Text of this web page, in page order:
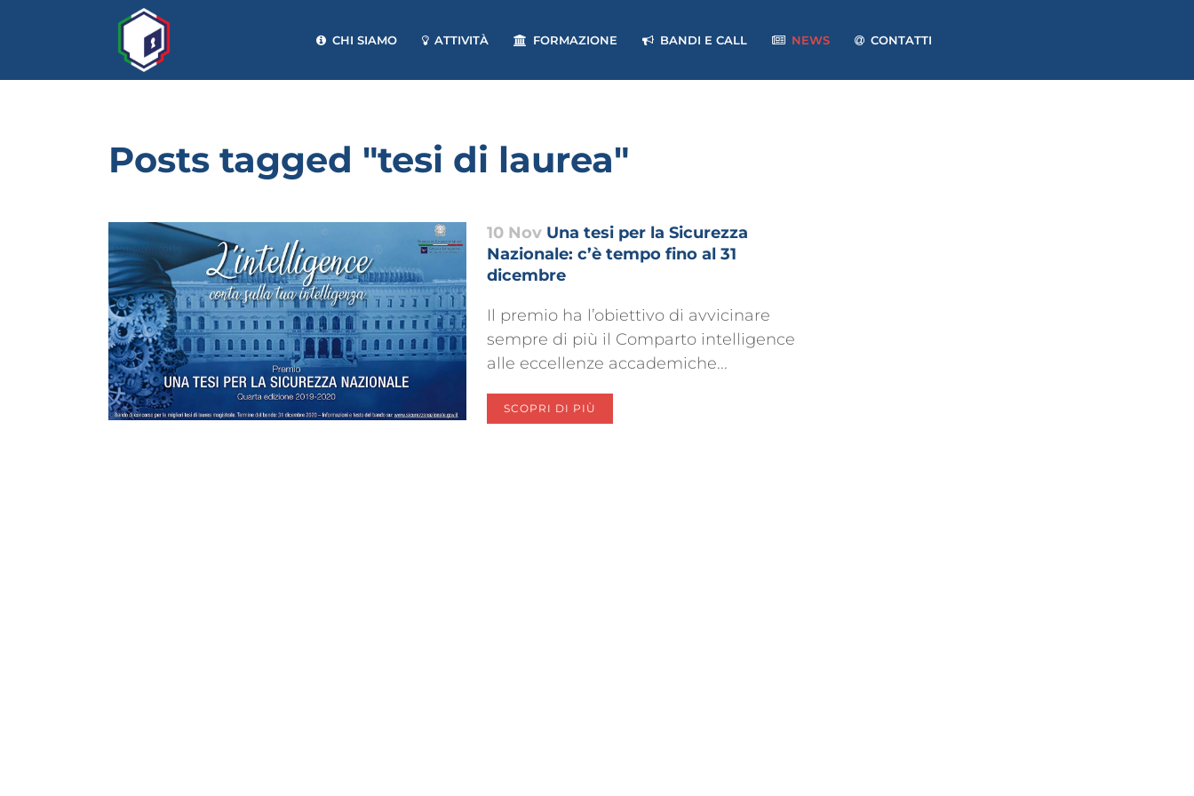
CHI SIAMO ATTIVITÀ FORMAZIONE BANDI E CALL NEWS CONTATTI
Posts tagged "tesi di laurea"
10 Nov Una tesi per la Sicurezza
Nazionale: c’è tempo fino al 31
dicembre
Il premio ha l’obiettivo di avvicinare
sempre di più il Comparto intelligence
alle eccellenze accademiche...
SCOPRI DI PIÙ